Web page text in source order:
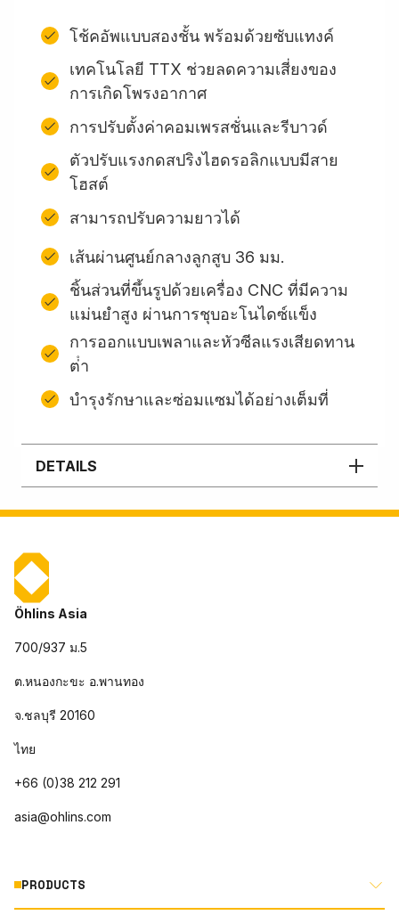
โช้คอัพแบบสองชั้น พร้อมด้วยซับแทงค์
เทคโนโลยี TTX ช่วยลดความเสี่ยงของ
การเกิดโพรงอากาศ
การปรับตั้งค่าคอมเพรสชั่นและรีบาวด์
ตัวปรับแรงกดสปริงไฮดรอลิกแบบมีสาย
โฮสต์
สามารถปรับความยาวได้
เส้นผ่านศูนย์กลางลูกสูบ 36 มม.
ชิ้นส่วนที่ขึ้นรูปด้วยเครื่อง CNC ที่มีความ
แม่นยำสูง ผ่านการชุบอะโนไดซ์แข็ง
การออกแบบเพลาและหัวซีลแรงเสียดทาน
ต่ํา
บํารุงรักษาและซ่อมแซมได้อย่างเต็มที่
DETAILS
Öhlins Asia
700/937 ม.5
ต.หนองกะขะ อ.พานทอง
จ.ชลบุรี 20160
ไทย
+66 (0)38 212 291
asia@ohlins.com
PRODUCTS